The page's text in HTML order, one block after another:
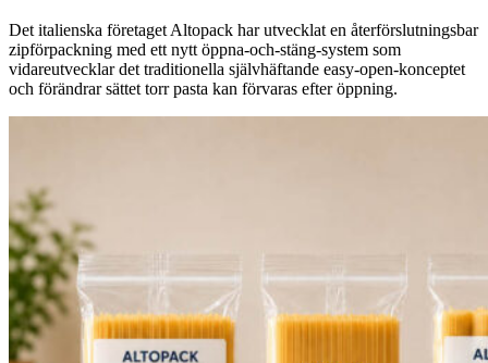
Det italienska företaget Altopack har utvecklat en återförslutningsbar
zipförpackning med ett nytt öppna-och-stäng-system som
vidareutvecklar det traditionella självhäftande easy-open-konceptet
och förändrar sättet torr pasta kan förvaras efter öppning.